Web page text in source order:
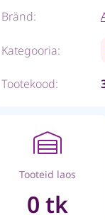
Bränd:
Kategooria:
Tootekood:
Tooteid laos
0 tk